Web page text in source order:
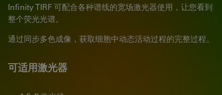
Infinity TIRF 可配合各种谱线的宽场激光器使用，让您看到
整个荧光光谱。
通过同步多色成像，获取细胞中动态活动过程的完整过程。
可适用激光器